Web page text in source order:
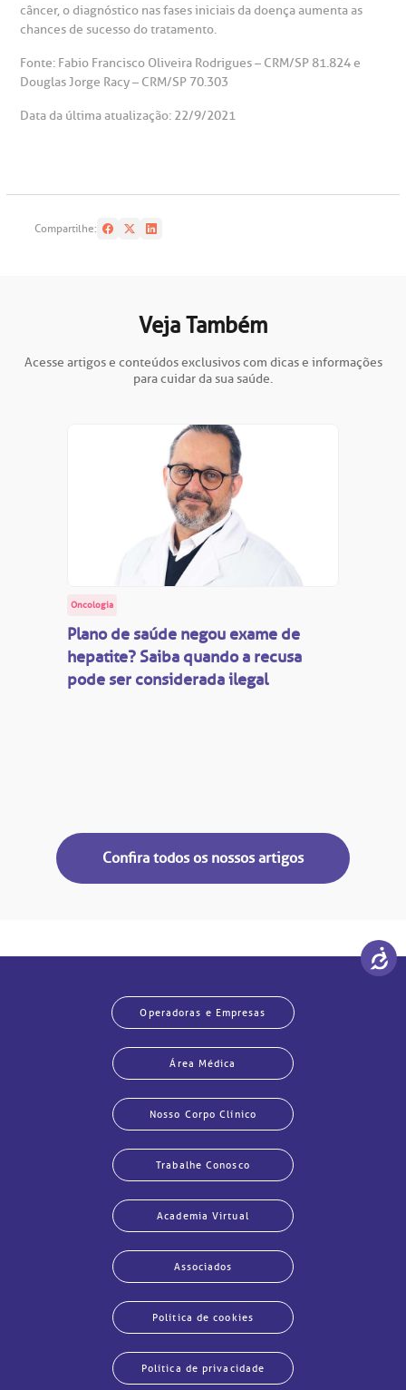
câncer, o diagnóstico nas fases iniciais da doença aumenta as
chances de sucesso do tratamento.
Fonte: Fabio Francisco Oliveira Rodrigues – CRM/SP 81.824 e
Douglas Jorge Racy – CRM/SP 70.303
Data da última atualização: 22/9/2021
Compartilhe:
Veja Também
Acesse artigos e conteúdos exclusivos com dicas e informações
para cuidar da sua saúde.
Oncologia
Plano de saúde negou exame de
hepatite? Saiba quando a recusa
pode ser considerada ilegal
Confira todos os nossos artigos
Operadoras e Empresas
Área Médica
Nosso Corpo Clínico
Trabalhe Conosco
Academia Virtual
Associados
Política de cookies
Política de privacidade